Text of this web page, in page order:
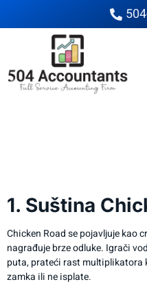
1. Suština
Chicken Road se pojavljuje kao
nagrađuje brze odluke. Igrači
puta, prateći rast multiplikatora
zamka ili ne isplate.